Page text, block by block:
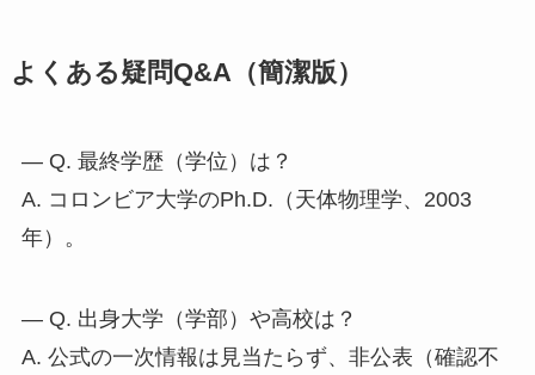
よくある疑問Q&A（簡潔版）
— Q. 最終学歴（学位）は？
A. コロンビア大学のPh.D.（天体物理学、2003
年）。
— Q. 出身大学（学部）や高校は？
A. 公式の一次情報は見当たらず、非公表（確認不